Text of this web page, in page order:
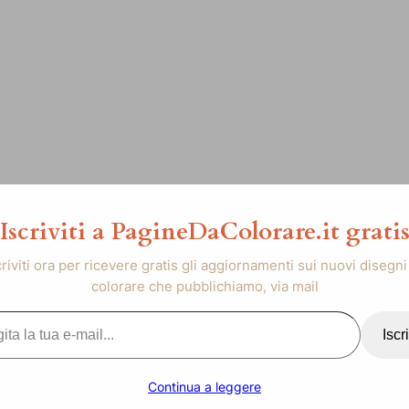
Iscriviti a PagineDaColorare.it gratis
ora per ricevere gratis gli aggiornamenti sui nuovi disegni
colorare che pubblichiamo, via mail
Continua a leggere